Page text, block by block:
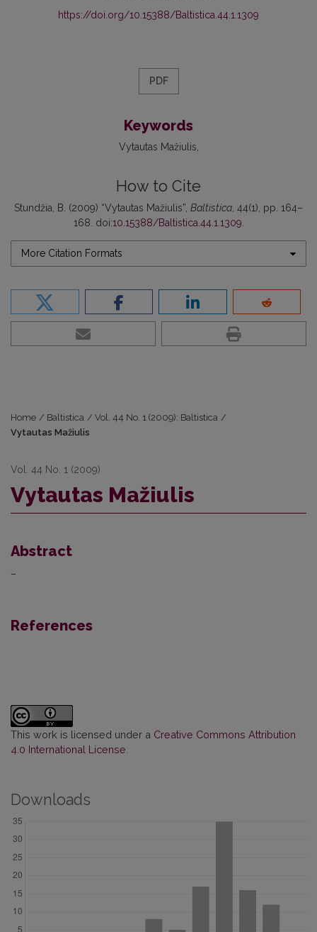
https://doi.org/10.15388/Baltistica.44.1.1309
PDF
Keywords
Vytautas Mažiulis
How to Cite
Stundžia, B. (2009) “Vytautas Mažiulis”, Baltistica, 44(1), pp. 164–
168. doi:10.15388/Baltistica.44.1.1309.
More Citation Formats
Home / Baltistica / Vol. 44 No. 1 (2009): Baltistica /
Vytautas Mažiulis
Vol. 44 No. 1 (2009)
Vytautas Mažiulis
Abstract
–
References
This work is licensed under a Creative Commons Attribution
4.0 International License.
Downloads